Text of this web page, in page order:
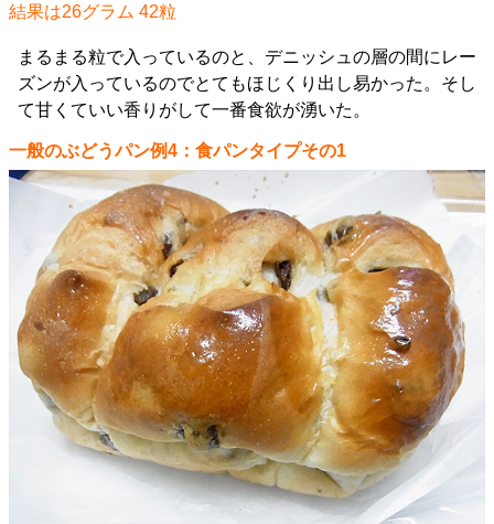
結果は26グラム 42粒
まるまる粒で入っているのと、デニッシュの層の間にレー
ズンが入っているのでとてもほじくり出し易かった。そし
て甘くていい香りがして一番食欲が湧いた。
一般のぶどうパン例4：食パンタイプその1